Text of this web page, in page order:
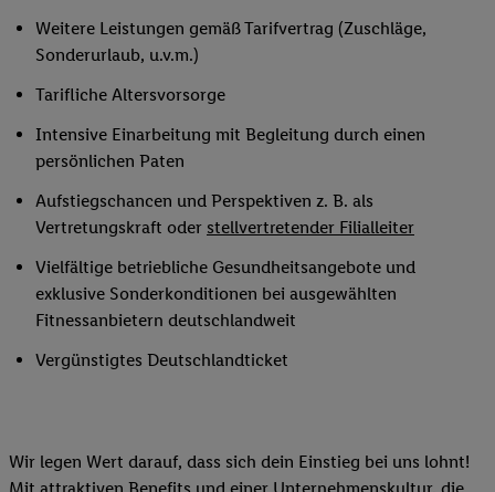
Weitere Leistungen gemäß Tarifvertrag (Zuschläge,
Sonderurlaub, u.v.m.)
Tarifliche Altersvorsorge
Intensive Einarbeitung mit Begleitung durch einen
persönlichen Paten
Aufstiegschancen und Perspektiven z. B. als
Vertretungskraft oder stellvertretender Filialleiter
Vielfältige betriebliche Gesundheitsangebote und
exklusive Sonderkonditionen bei ausgewählten
Fitnessanbietern deutschlandweit
Vergünstigtes Deutschlandticket
Wir legen Wert darauf, dass sich dein Einstieg bei uns lohnt!
Mit attraktiven Benefits und einer Unternehmenskultur, die